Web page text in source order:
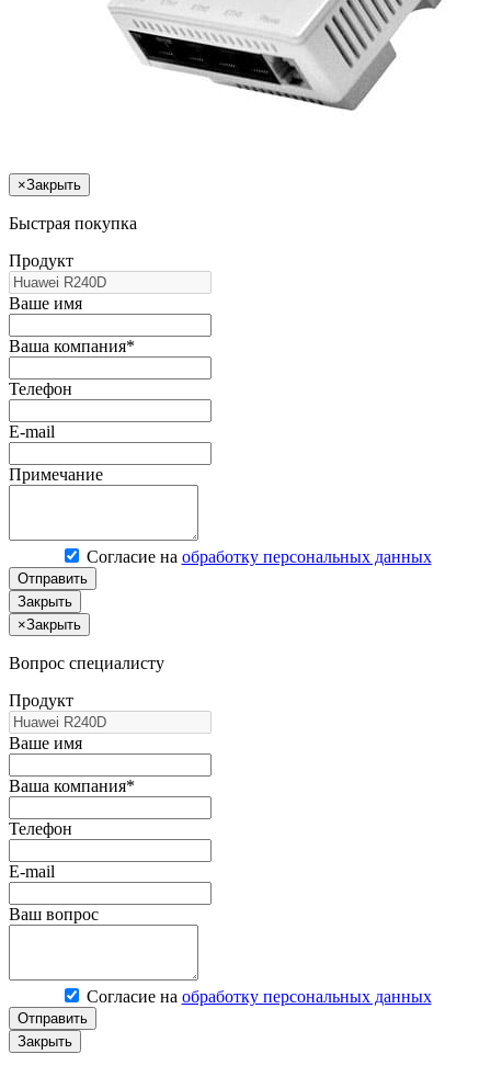
×Закрыть
Быстрая покупка
Продукт
Ваше имя
Ваша компания*
Телефон
E-mail
Примечание
Согласие на обработку персональных данных
Отправить
Закрыть
×Закрыть
Вопрос специалисту
Продукт
Ваше имя
Ваша компания*
Телефон
E-mail
Ваш вопрос
Согласие на обработку персональных данных
Отправить
Закрыть